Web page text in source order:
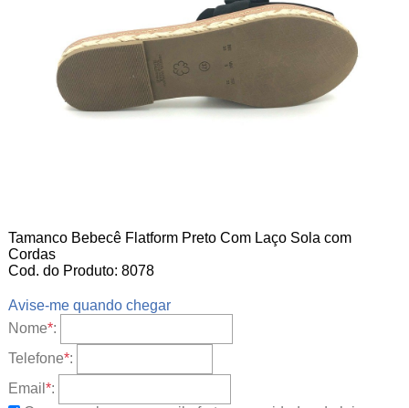
Tamanco Bebecê Flatform Preto Com Laço Sola com
Cordas
Cod. do Produto: 8078
Avise-me quando chegar
Nome*:
Telefone*:
Email *: